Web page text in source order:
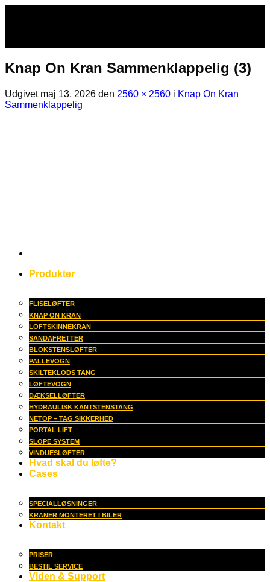
Produkter
FLISELØFTER
KNAP ON KRAN
LOFTSKINNEKRAN
SANDAFRETTER
BLOKSTENSLØFTER
PALLEVOGN
SKILTEKLODS TANG
LØFTEVOGN
DÆKSELLØFTER
HYDRAULISK KANTSTENSTANG
NETOP – TAG SIKKERHED
PORTAL LIFT
SLOPE SYSTEM
VINDUESLØFTER
Hvad skal du løfte?
Cases
SPECIALLØSNINGER
KRANER MONTERET I BILER
Kontakt
PRISER
BESTIL SERVICE
Viden & Support
Knap On Kran Sammenklappelig (3)
Udgivet maj 13, 2026 den 2560 × 2560 i Knap On Kran
Sammenklappelig